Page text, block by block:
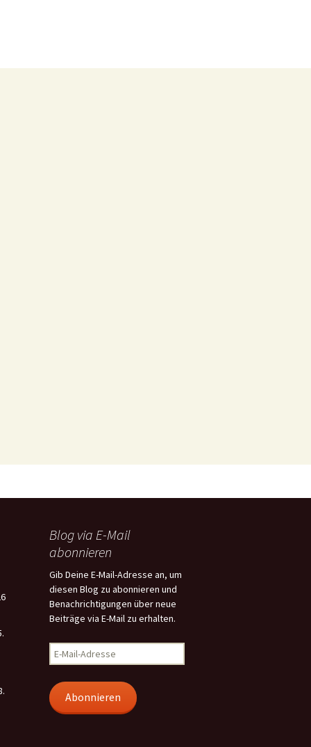
Blog via E-Mail
abonnieren
Gib Deine E-Mail-Adresse an, um
diesen Blog zu abonnieren und
Benachrichtigungen über neue
Beiträge via E-Mail zu erhalten.
E-
Mail-
Abonnieren